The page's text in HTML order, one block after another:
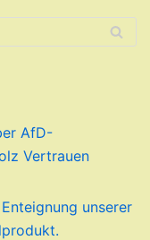
AfD-
Vertrauen
unserer